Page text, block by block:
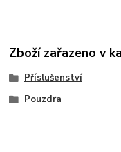
Zboží zařazeno v
Příslušenství
Pouzdra